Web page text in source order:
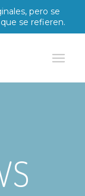
pero se
se refieren.